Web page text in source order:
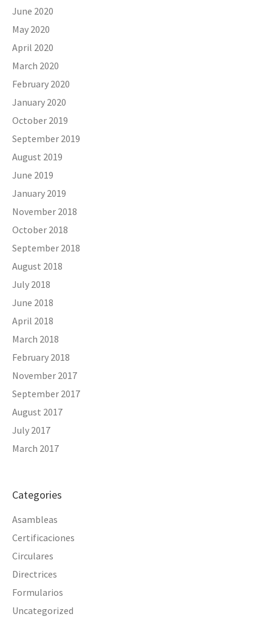
June 2020
May 2020
April 2020
March 2020
February 2020
January 2020
October 2019
September 2019
August 2019
June 2019
January 2019
November 2018
October 2018
September 2018
August 2018
July 2018
June 2018
April 2018
March 2018
February 2018
November 2017
September 2017
August 2017
July 2017
March 2017
Categories
Asambleas
Certificaciones
Circulares
Directrices
Formularios
Uncategorized